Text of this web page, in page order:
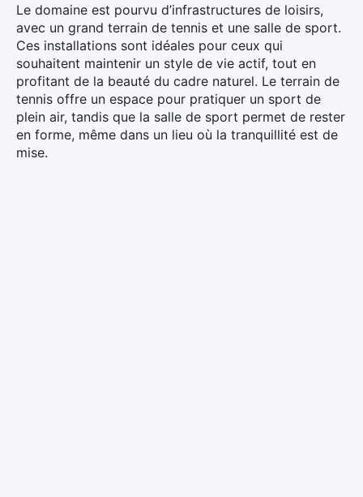
Le domaine est pourvu d’infrastructures de loisirs,
avec un grand terrain de tennis et une salle de sport.
Ces installations sont idéales pour ceux qui
souhaitent maintenir un style de vie actif, tout en
profitant de la beauté du cadre naturel. Le terrain de
tennis offre un espace pour pratiquer un sport de
plein air, tandis que la salle de sport permet de rester
en forme, même dans un lieu où la tranquillité est de
mise.